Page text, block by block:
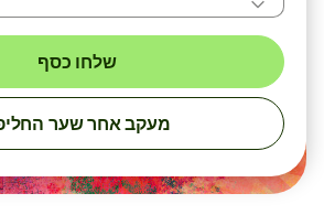
שלחו כסף
מעקב אחר שער החליפין